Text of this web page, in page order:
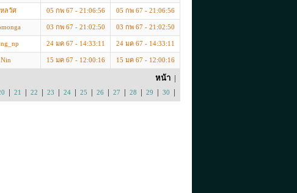
ลวัศ 05 กพ 67 - 21:06:56 05 กพ 67 - 21:06:56
03 กพ 67 - 21:02:50 03 กพ 67 - 21:02:50
24 มค 67 - 14:33:11 24 มค 67 - 14:33:11
Nin 15 มค 67 - 12:00:16 15 มค 67 - 12:00:16
หน้า |
| 21 | 22 | 23 | 24 | 25 | 26 | 27 | 28 | 29 | 30 |